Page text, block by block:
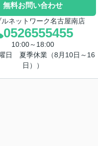
無料お問い合わせ
ルネットワーク名古屋南店
0526555455
10:00～18:00
曜日 夏季休業（8月10日～16
日））